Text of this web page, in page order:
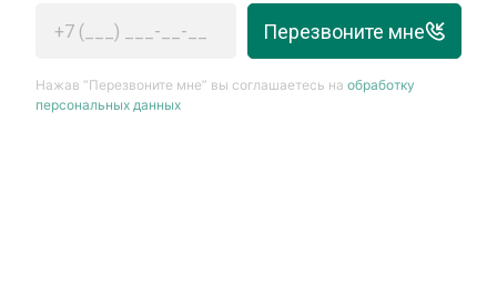
Перезвоните мне
Нажав “Перезвоните мне” вы соглашаетесь наобработку
персональных данных